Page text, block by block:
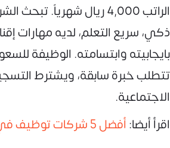
الراتب 4,000 ريال شهرياً.
ذكي، سريع التعلم، لديه مهارات
بايجابيته وابتسامته. الوظيفة
تتطلب خبرة سابقة، ويشترط
الاجتماعية.
اقرأ أيضا:أفضل 5 شركات توظيف في السعودية للنساء